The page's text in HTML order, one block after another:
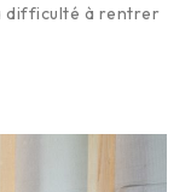
difficulté à rentrer